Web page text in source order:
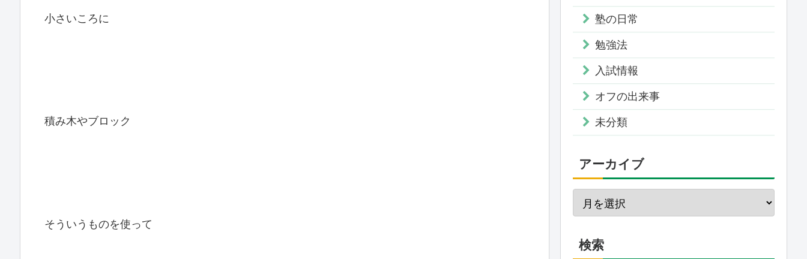
小さいころに
積み木やブロック
そういうものを使って
塾の日常
勉強法
入試情報
オフの出来事
未分類
アーカイブ
検索